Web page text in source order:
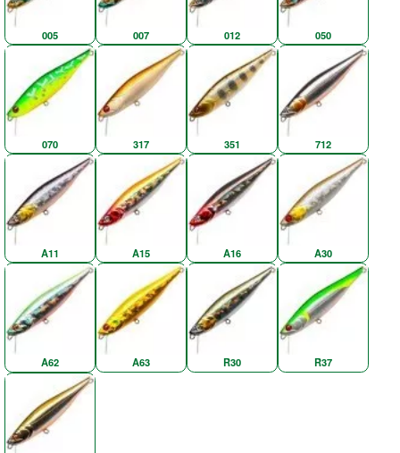
005 007 012 050
070 317 351 712
A11 A15 A16 A30
A62 A63 R30 R37